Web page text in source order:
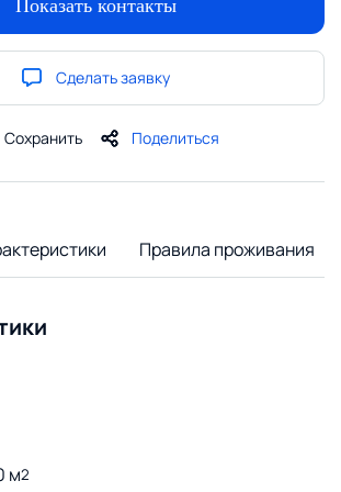
Показать контакты
Сделать заявку
Сохранить Поделиться
Правила проживания
м2